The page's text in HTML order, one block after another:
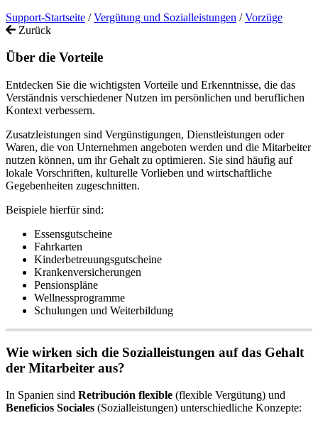
Support-Startseite / Vergütung und Sozialleistungen / Vorzüge
Zurück
Über die Vorteile
Entdecken Sie die wichtigsten Vorteile und Erkenntnisse, die das
Verständnis verschiedener Nutzen im persönlichen und beruflichen
Kontext verbessern.
Zusatzleistungen sind Vergünstigungen, Dienstleistungen oder
Waren, die von Unternehmen angeboten werden und die Mitarbeiter
nutzen können, um ihr Gehalt zu optimieren. Sie sind häufig auf
lokale Vorschriften, kulturelle Vorlieben und wirtschaftliche
Gegebenheiten zugeschnitten.
Beispiele hierfür sind:
Essensgutscheine
Fahrkarten
Kinderbetreuungsgutscheine
Krankenversicherungen
Pensionspläne
Wellnessprogramme
Schulungen und Weiterbildung
Wie wirken sich die Sozialleistungen auf das Gehalt
der Mitarbeiter aus?
In Spanien sind Retribución flexible (flexible Vergütung) und
Beneficios Sociales (Sozialleistungen) unterschiedliche Konzepte: